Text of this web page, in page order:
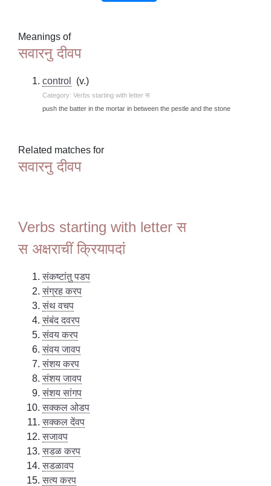
Meanings of
सवारनु दीवप
control (v.)
Category: Verbs starting with letter स
push the batter in the mortar in between the pestle and the stone
Related matches for
सवारनु दीवप
Verbs starting with letter स
स अक्षराचीं क्रियापदां
संकष्टांतु पडप
संग्रह करप
संथ वचप
संबंद दवरप
संवय करप
संवय जावप
संशय करप
संशय जावप
संशय सांगप
सक्कल ओडप
सक्कल देंवप
सजावप
सडळ करप
सडळावप
सत्य करप